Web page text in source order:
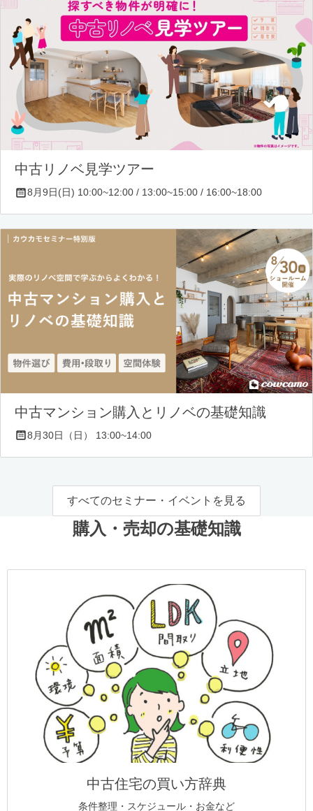
中古リノベ見学ツアー
8月9日(日) 10:00~12:00 / 13:00~15:00 / 16:00~18:00
中古マンション購入とリノベの基礎知識
8月30日（日） 13:00~14:00
すべてのセミナー・イベントを見る
購入・売却の基礎知識
中古住宅の買い方辞典
条件整理・スケジュール・お金など